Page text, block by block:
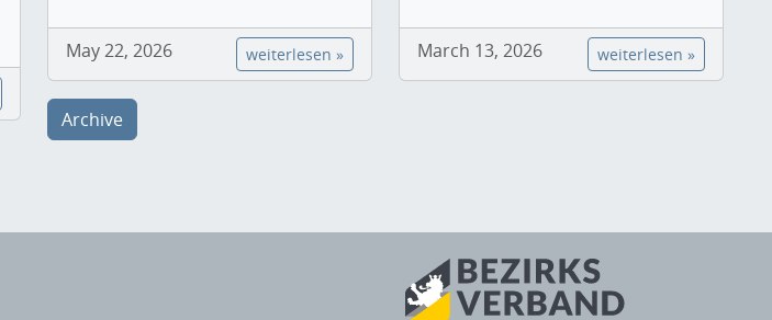
May 22, 2026 weiterlesen » March 13, 2026 weiterlesen »
Archive